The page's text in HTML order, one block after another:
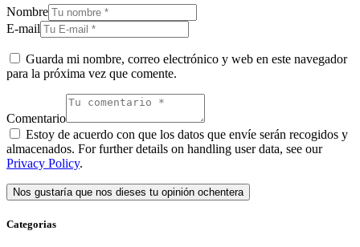
Nombre
E-mail
Guarda mi nombre, correo electrónico y web en este navegador
para la próxima vez que comente.
Comentario
Estoy de acuerdo con que los datos que envíe serán recogidos y
almacenados. For further details on handling user data, see our
Privacy Policy.
Categorias